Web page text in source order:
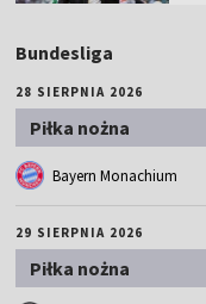
Bundesliga
28 SIERPNIA 2026
Piłka nożna
Bayern Monachium
29 SIERPNIA 2026
Piłka nożna